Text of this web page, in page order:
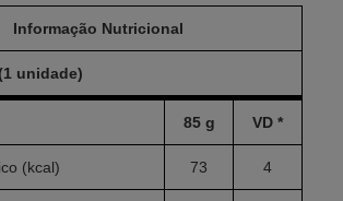
Informação Nutricional
unidade)
85 g VD *
(kcal) 73 4